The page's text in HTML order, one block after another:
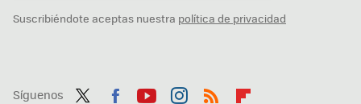
Suscribiéndote aceptas nuestra política de privacidad
Síguenos